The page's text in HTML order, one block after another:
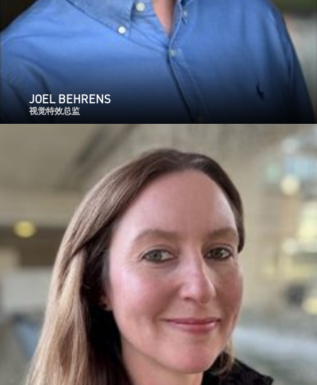
JOEL BEHRENS
视觉特效总监